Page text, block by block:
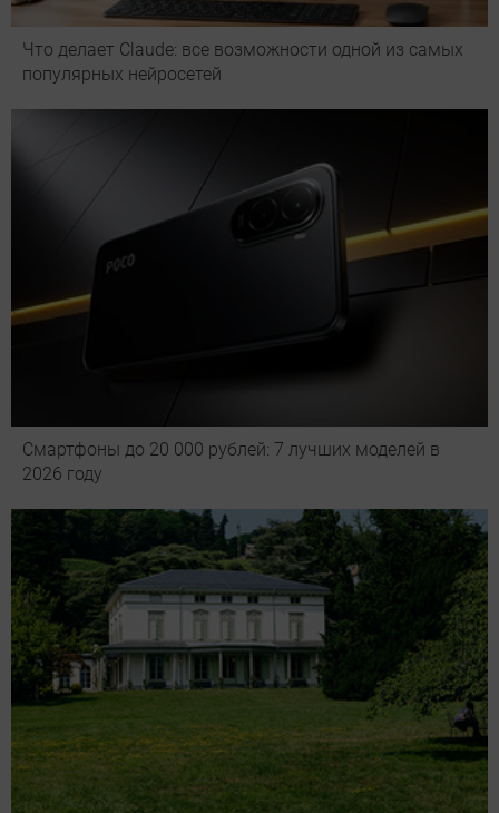
Что делает Сlaude: все возможности одной из самых
популярных нейросетей
Смартфоны до 20 000 рублей: 7 лучших моделей в
2026 году